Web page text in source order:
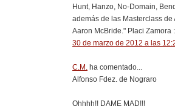
Hunt, Hanzo, No-Domain,
además de las Masterclass de
Aaron McBride." Placi Zamora
30 de marzo de 2012 a las
C.M. ha comentado...
Alfonso Fdez. de Nograro
Ohhhh!! DAME MAD!!!